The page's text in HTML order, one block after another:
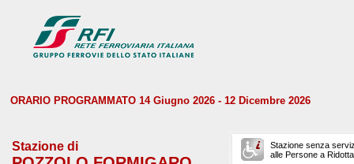
ORARIO PROGRAMMATO 14 Giugno 2026 - 12 Dicembre 2026
Stazione di
Stazione senza
alle Persone a